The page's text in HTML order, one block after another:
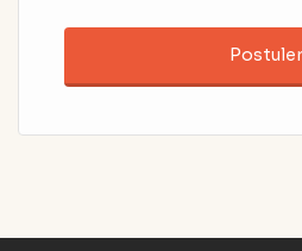
Postuler